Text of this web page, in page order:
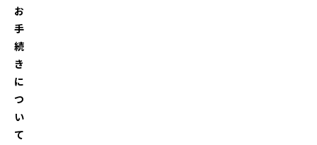
お
手
続
き
に
つ
い
て